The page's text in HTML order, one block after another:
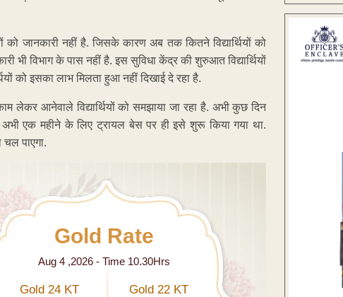
को जानकारी नहीं है. जिसके कारण अब तक कितने विद्यार्थियों को
भी विभाग के पास नहीं है. इस सुविधा केंद्र की शुरुआत विद्यार्थियों
को इसका लाभ मिलता हुआ नहीं दिखाई दे रहा है.
लेकर आनेवाले विद्यार्थियों को समझाया जा रहा है. अभी कुछ दिन
एक महीने के लिए ट्रायल बेस पर ही इसे शुरू किया गया था.
चल पाएगा.
Gold Rate
Aug 4 ,2026 - Time 10.30Hrs
Gold 24 KT Gold 22 KT